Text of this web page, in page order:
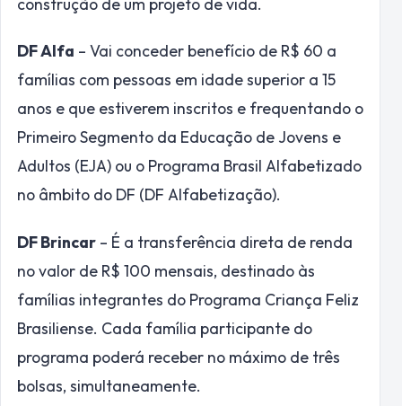
DF Alfa – Vai conceder benefício de R$ 60 a
famílias com pessoas em idade superior a 15
anos e que estiverem inscritos e frequentando o
Primeiro Segmento da Educação de Jovens e
Adultos (EJA) ou o Programa Brasil Alfabetizado
no âmbito do DF (DF Alfabetização).
DF Brincar – É a transferência direta de renda
no valor de R$ 100 mensais, destinado às
famílias integrantes do Programa Criança Feliz
Brasiliense. Cada família participante do
programa poderá receber no máximo de três
bolsas, simultaneamente.